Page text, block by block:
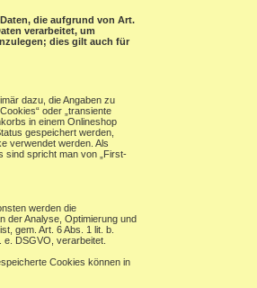
die aufgrund von Art.
verarbeitet, um
dies gilt auch für
dazu, die Angaben zu
oder „transiente
in einem Onlineshop
gespeichert werden,
verwendet werden. Als
sind spricht man von „First-
werden die
der Analyse, Optimierung und
gem. Art. 6 Abs. 1 lit. b.
DSGVO, verarbeitet.
Cookies können in